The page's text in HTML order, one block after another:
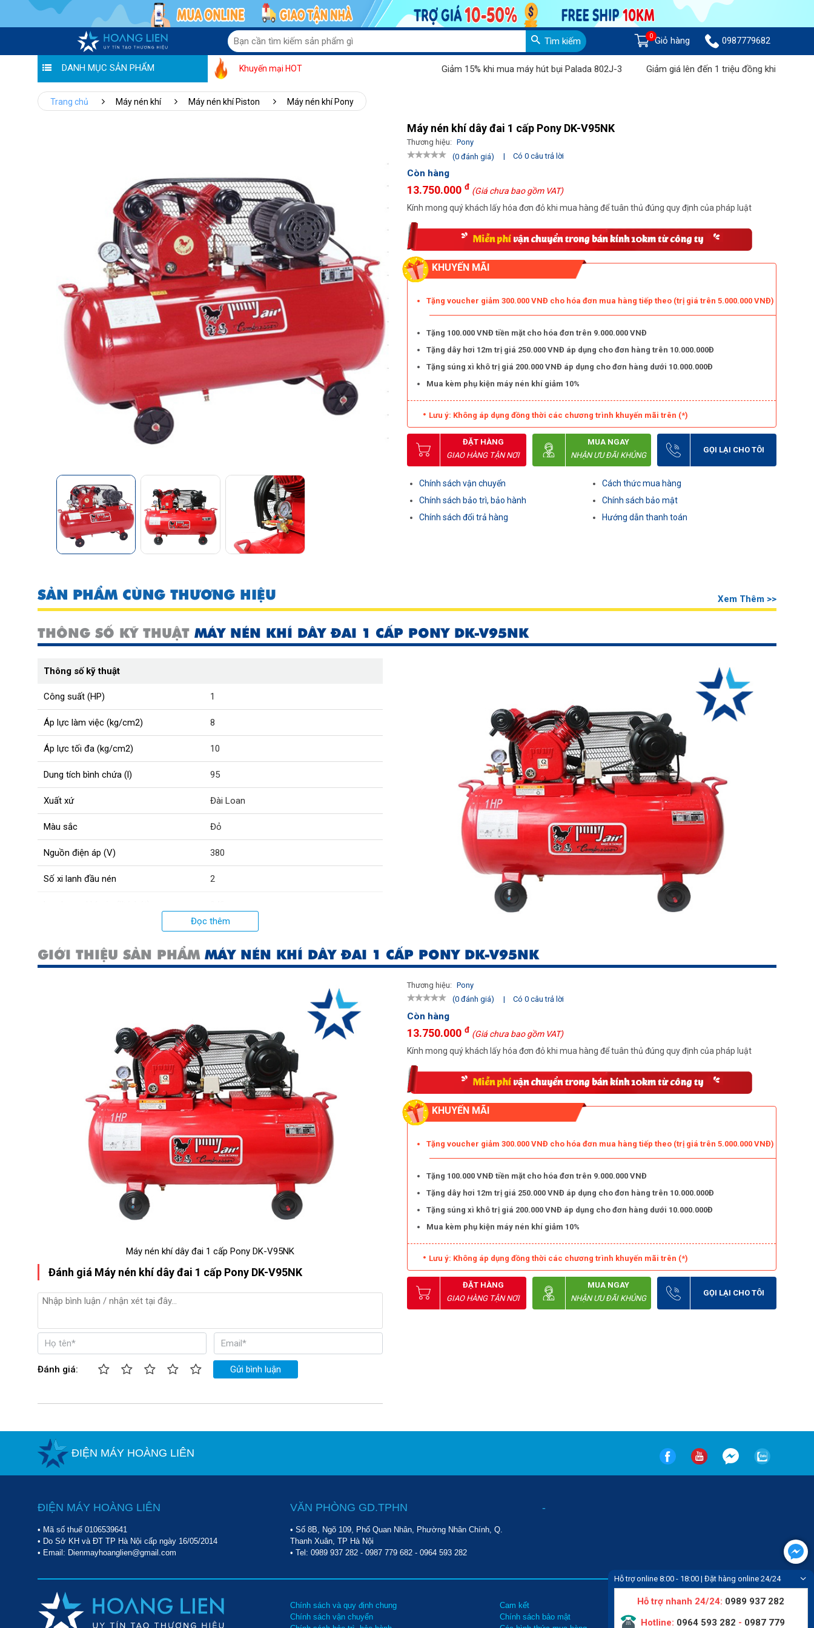
Tìm kiếm 0 Giỏ hàng 0987779682
DANH MỤC SẢN PHẨM Khuyến mại HOT Giảm 15% khi mua máy hút bụi Palada 802J-3 Giảm giá lên đến 1 triệu đồng khi mua Máy chà
Trang chủ Máy nén khí Máy nén khí Piston Máy nén khí Pony
Máy nén khí dây đai 1 cấp Pony DK-V95NK
Thương hiệu: Pony
(0 đánh giá)
| Có 0 câu trả lời
Còn hàng
13.750.000 đ (Giá chưa bao gồm VAT)
Kính mong quý khách lấy hóa đơn đỏ khi mua hàng để tuân thủ đúng quy định của pháp luật
KHUYẾN MÃI
Tặng voucher giảm 300.000 VNĐ cho hóa đơn mua hàng tiếp theo (trị giá trên 5.000.000 VNĐ)
Tặng 100.000 VNĐ tiền mặt cho hóa đơn trên 9.000.000 VNĐ
Tặng dây hơi 12m trị giá 250.000 VNĐ áp dụng cho đơn hàng trên 10.000.000Đ
Tặng súng xì khô trị giá 200.000 VNĐ áp dụng cho đơn hàng dưới 10.000.000Đ
Mua kèm phụ kiện máy nén khí giảm 10%
Lưu ý: Không áp dụng đồng thời các chương trình khuyến mãi trên (*)
ĐẶT HÀNG
GIAO HÀNG TẬN NƠI
MUA NGAY
NHẬN ƯU ĐÃI KHỦNG
GỌI LẠI CHO TÔI
Chính sách vận chuyển
Chính sách bảo trì, bảo hành
Chính sách đổi trả hàng
Cách thức mua hàng
Chính sách bảo mật
Hướng dẫn thanh toán
SẢN PHẨM CÙNG THƯƠNG HIỆU Xem Thêm >>
THÔNG SỐ KỸ THUẬT MÁY NÉN KHÍ DÂY ĐAI 1 CẤP PONY DK-V95NK
Thông số kỹ thuật
Công suất (HP) 1
Áp lực làm việc (kg/cm2) 8
Áp lực tối đa (kg/cm2) 10
Dung tích bình chứa (l) 95
Xuất xứ Đài Loan
Màu sắc Đỏ
Nguồn điện áp (V) 380
Số xi lanh đầu nén 2
Đọc thêm
GIỚI THIỆU SẢN PHẨM MÁY NÉN KHÍ DÂY ĐAI 1 CẤP PONY DK-V95NK
Máy nén khí dây đai 1 cấp Pony DK-V95NK
Đánh giá Máy nén khí dây đai 1 cấp Pony DK-V95NK
Đánh giá: Gửi bình luận
Thương hiệu: Pony
(0 đánh giá)
| Có 0 câu trả lời
Còn hàng
13.750.000 đ (Giá chưa bao gồm VAT)
Kính mong quý khách lấy hóa đơn đỏ khi mua hàng để tuân thủ đúng quy định của pháp luật
KHUYẾN MÃI
Tặng voucher giảm 300.000 VNĐ cho hóa đơn mua hàng tiếp theo (trị giá trên 5.000.000 VNĐ)
Tặng 100.000 VNĐ tiền mặt cho hóa đơn trên 9.000.000 VNĐ
Tặng dây hơi 12m trị giá 250.000 VNĐ áp dụng cho đơn hàng trên 10.000.000Đ
Tặng súng xì khô trị giá 200.000 VNĐ áp dụng cho đơn hàng dưới 10.000.000Đ
Mua kèm phụ kiện máy nén khí giảm 10%
Lưu ý: Không áp dụng đồng thời các chương trình khuyến mãi trên (*)
ĐẶT HÀNG
GIAO HÀNG TẬN NƠI
MUA NGAY
NHẬN ƯU ĐÃI KHỦNG
GỌI LẠI CHO TÔI
ĐIỆN MÁY HOÀNG LIÊN
ĐIỆN MÁY HOÀNG LIÊN
• Mã số thuế 0106539641
• Do Sở KH và ĐT TP Hà Nội cấp ngày 16/05/2014
• Email: Dienmayhoanglien@gmail.com
VĂN PHÒNG GD.TPHN
• Số 8B, Ngõ 109, Phố Quan Nhân, Phường Nhân Chính, Q.
Thanh Xuân, TP Hà Nội
• Tel: 0989 937 282- 0987 779 682- 0964 593 282
-
Chính sách và quy định chung
Chính sách vận chuyển
Cam kết
Chính sách bảo mật
Tin tức
Liên hệ
Hỗ trợ online 8:00 - 18:00 | Đặt hàng online 24/24
Hỗ trợ nhanh 24/24: 0989 937 282
Hotline: 0964 593 282 - 0987 779